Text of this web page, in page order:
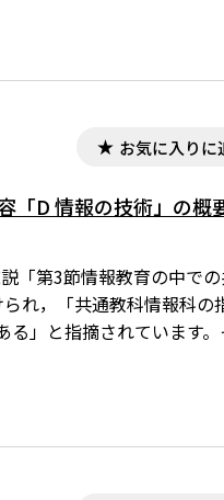
お気に入りに
「D 情報の技術」の概
「第3節情報教育の中で
れ，「共通教科情報科の
」と指摘されています。